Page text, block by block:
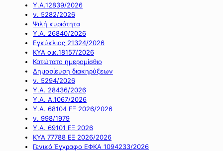
Υ.Α.12839/2026
ν. 5282/2026
Ψιλή κυριότητα
Υ.Α. 26840/2026
Εγκύκλιος 21324/2026
ΚΥΑ οικ.18157/2026
Κατώτατο ημερομίσθιο
Δημοσίευση διακηρύξεων
ν. 5294/2026
Υ.Α. 28436/2026
Υ.Α. Α.1067/2026
Υ.Α. 68104 ΕΞ 2026/2026
ν. 998/1979
Υ.Α. 69101 ΕΞ 2026
ΚΥΑ 77788 ΕΞ 2026/2026
Γενικό Έγγραφο ΕΦΚΑ 1094233/2026